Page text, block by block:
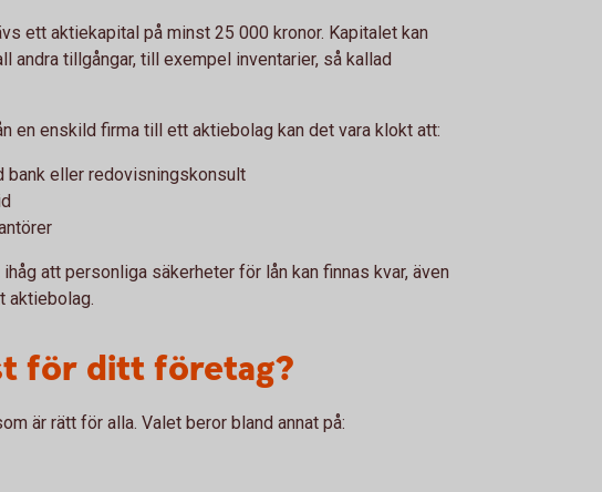
ett aktiekapital på minst 25 000 kronor. Kapitalet kan
andra tillgångar, till exempel inventarier, så kallad
en enskild firma till ett aktiebolag kan det vara klokt att:
bank eller redovisningskonsult
att personliga säkerheter för lån kan finnas kvar, även
aktiebolag.
för ditt företag?
är rätt för alla. Valet beror bland annat på: